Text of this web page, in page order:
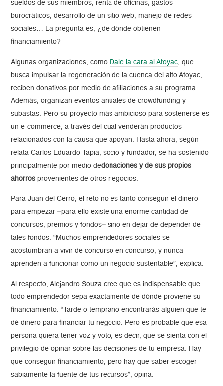
sueldos de sus miembros, renta de oficinas, gastos
burocráticos, desarrollo de un sitio web, manejo de redes
sociales… La pregunta es, ¿de dónde obtienen
financiamiento?
Algunas organizaciones, como Dale la cara al Atoyac, que
busca impulsar la regeneración de la cuenca del alto Atoyac,
reciben donativos por medio de afiliaciones a su programa.
Además, organizan eventos anuales de crowdfunding y
subastas. Pero su proyecto más ambicioso para sostenerse es
un e-commerce, a través del cual venderán productos
relacionados con la causa que apoyan. Hasta ahora, según
relata Carlos Eduardo Tapia, socio y fundador, se ha sostenido
principalmente por medio dedonaciones y de sus propios
ahorros provenientes de otros negocios.
Para Juan del Cerro, el reto no es tanto conseguir el dinero
para empezar –para ello existe una enorme cantidad de
concursos, premios y fondos– sino en dejar de depender de
tales fondos. “Muchos emprendedores sociales se
acostumbran a vivir de concurso en concurso, y nunca
aprenden a funcionar como un negocio sustentable”, explica.
Al respecto, Alejandro Souza cree que es indispensable que
todo emprendedor sepa exactamente de dónde proviene su
financiamiento. “Tarde o temprano encontrarás alguien que te
dé dinero para financiar tu negocio. Pero es probable que esa
persona quiera tener voz y voto, es decir, que se sienta con el
privilegio de opinar sobre las decisiones de tu empresa. Hay
que conseguir financiamiento, pero hay que saber escoger
sabiamente la fuente de tus recursos”, opina.